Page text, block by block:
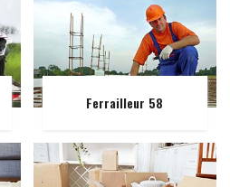
Ferrailleur 58